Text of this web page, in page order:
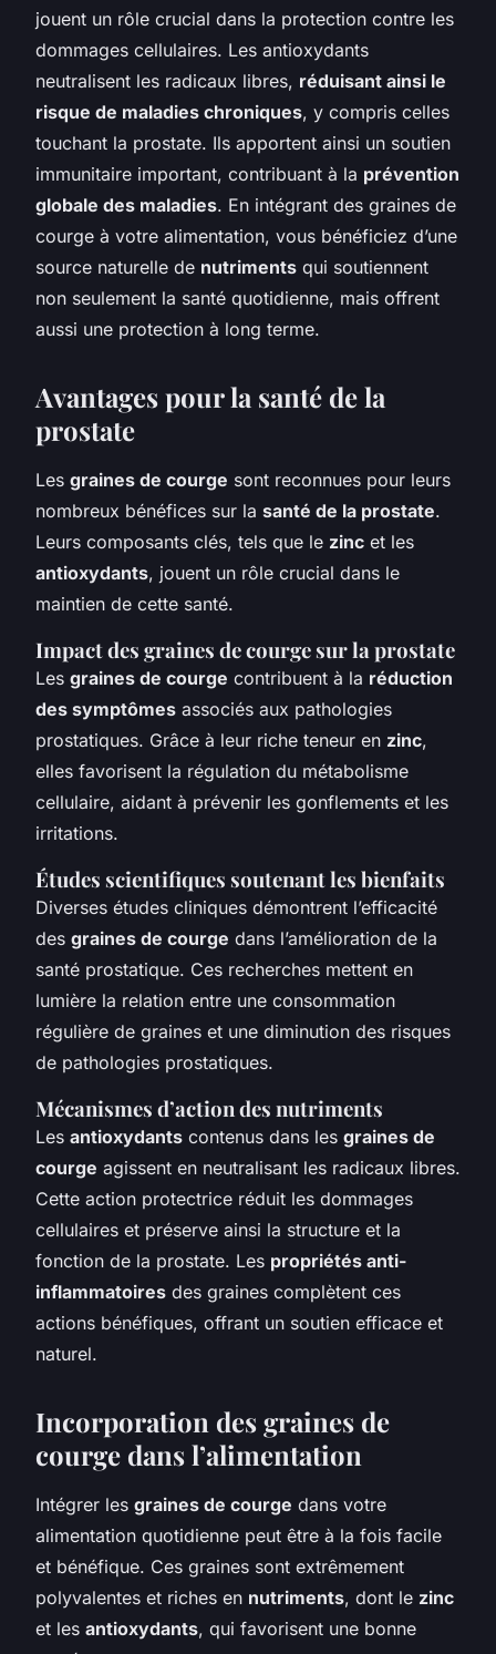
jouent un rôle crucial dans la protection contre les
dommages cellulaires. Les antioxydants
neutralisent les radicaux libres, réduisant ainsi le
risque de maladies chroniques, y compris celles
touchant la prostate. Ils apportent ainsi un soutien
immunitaire important, contribuant à la prévention
globale des maladies. En intégrant des graines de
courge à votre alimentation, vous bénéficiez d’une
source naturelle de nutriments qui soutiennent
non seulement la santé quotidienne, mais offrent
aussi une protection à long terme.
Avantages pour la santé de la
prostate
Les graines de courge sont reconnues pour leurs
nombreux bénéfices sur la santé de la prostate.
Leurs composants clés, tels que le zinc et les
antioxydants, jouent un rôle crucial dans le
maintien de cette santé.
Impact des graines de courge sur la prostate
Les graines de courge contribuent à la réduction
des symptômes associés aux pathologies
prostatiques. Grâce à leur riche teneur en zinc,
elles favorisent la régulation du métabolisme
cellulaire, aidant à prévenir les gonflements et les
irritations.
Études scientifiques soutenant les bienfaits
Diverses études cliniques démontrent l’efficacité
des graines de courge dans l’amélioration de la
santé prostatique. Ces recherches mettent en
lumière la relation entre une consommation
régulière de graines et une diminution des risques
de pathologies prostatiques.
Mécanismes d’action des nutriments
Les antioxydants contenus dans les graines de
courge agissent en neutralisant les radicaux libres.
Cette action protectrice réduit les dommages
cellulaires et préserve ainsi la structure et la
fonction de la prostate. Les propriétés anti-
inflammatoires des graines complètent ces
actions bénéfiques, offrant un soutien efficace et
naturel.
Incorporation des graines de
courge dans l’alimentation
Intégrer les graines de courge dans votre
alimentation quotidienne peut être à la fois facile
et bénéfique. Ces graines sont extrêmement
polyvalentes et riches en nutriments, dont le zinc
et les antioxydants, qui favorisent une bonne